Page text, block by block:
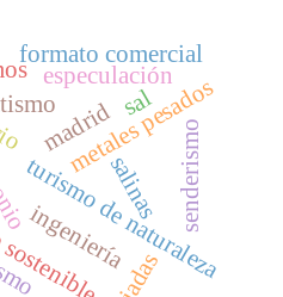
turismo de naturaleza
metales pesados
ingeniería
riadas
senderismo
especulación
madrid
formato comercial
salinas
sal